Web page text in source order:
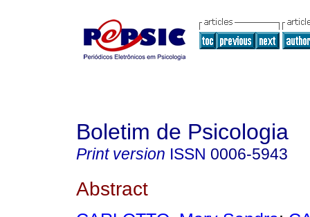
Boletim de Psicologia
Print version ISSN 0006-5943
Abstract